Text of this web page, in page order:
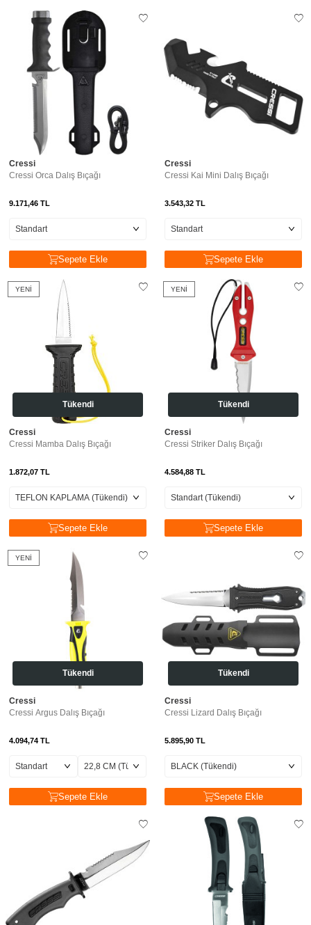
Cressi
Cressi Orca Dalış Bıçağı
9.171,46 TL
Sepete Ekle
Cressi
Cressi Kai Mini Dalış Bıçağı
3.543,32 TL
Sepete Ekle
YENI
Tükendi
Cressi
Cressi Mamba Dalış Bıçağı
1.872,07 TL
Sepete Ekle
YENI
Tükendi
Cressi
Cressi Striker Dalış Bıçağı
4.584,88 TL
Sepete Ekle
YENI
Tükendi
Cressi
Cressi Argus Dalış Bıçağı
4.094,74 TL
Sepete Ekle
Tükendi
Cressi
Cressi Lizard Dalış Bıçağı
5.895,90 TL
Sepete Ekle